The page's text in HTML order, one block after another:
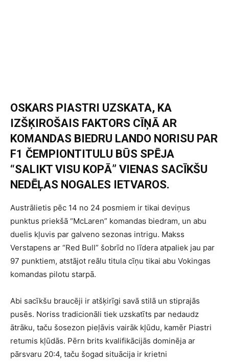
OSKARS PIASTRI UZSKATA, KA
IZŠĶIROŠAIS FAKTORS CĪŅĀ AR
KOMANDAS BIEDRU LANDO NORISU PAR
F1 ČEMPIONTITULU BŪS SPĒJA
“SALIKT VISU KOPĀ” VIENAS SACĪKŠU
NEDĒĻAS NOGALES IETVAROS.
Austrālietis pēc 14 no 24 posmiem ir tikai deviņus
punktus priekšā “McLaren” komandas biedram, un abu
duelis kļuvis par galveno sezonas intrigu. Makss
Verstapens ar “Red Bull” šobrīd no līdera atpaliek jau par
97 punktiem, atstājot reālu titula cīņu tikai abu Vokingas
komandas pilotu starpā.
Abi sacīkšu braucēji ir atšķirīgi savā stilā un stiprajās
pusēs. Noriss tradicionāli tiek uzskatīts par nedaudz
ātrāku, taču šosezon pieļāvis vairāk kļūdu, kamēr Piastri
retumis kļūdās. Pērn brits kvalifikācijās dominēja ar
pārsvaru 20:4, taču šogad situācija ir krietni